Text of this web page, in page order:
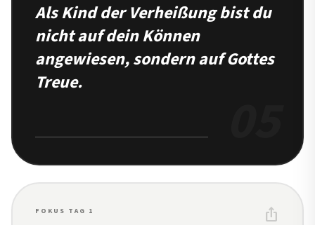
Als Kind der Verheißung bist du
nicht auf dein Können
angewiesen, sondern auf Gottes
Treue.
FOKUS TAG 1 ios_share